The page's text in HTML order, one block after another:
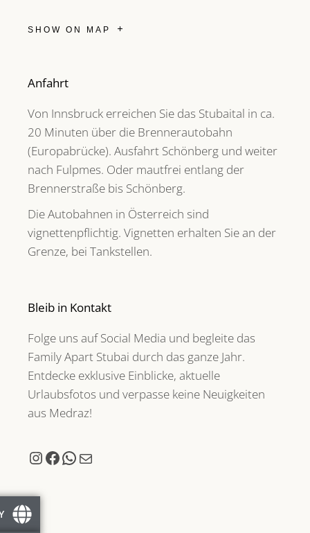
SHOW ON MAP
Anfahrt
Von Innsbruck erreichen Sie das Stubaital in ca.
20 Minuten über die Brennerautobahn
(Europabrücke). Ausfahrt Schönberg und weiter
nach Fulpmes. Oder mautfrei entlang der
Brennerstraße bis Schönberg.
Die Autobahnen in Österreich sind
vignettenpflichtig. Vignetten erhalten Sie an der
Grenze, bei Tankstellen.
Bleib in Kontakt
Folge uns auf Social Media und begleite das
Family Apart Stubai durch das ganze Jahr.
Entdecke exklusive Einblicke, aktuelle
Urlaubsfotos und verpasse keine Neuigkeiten
aus Medraz!